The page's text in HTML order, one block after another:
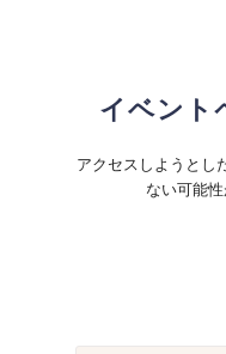
イベント
アクセスしようとし
ない可能